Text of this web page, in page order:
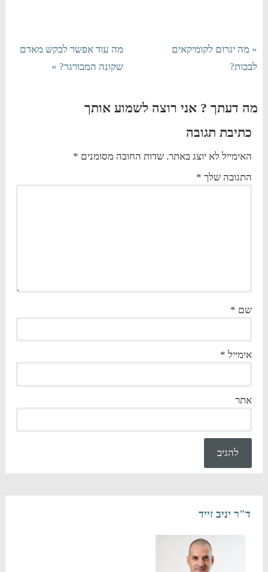
« מה יגרום לקומיקאים
לבכות?
מה עוד אפשר לבקש מאדם
שקונה המבורגר? »
מה דעתך ? אני רוצה לשמוע אותך
כתיבת תגובה
האימייל לא יוצג באתר. שדות החובה מסומנים *
התגובה שלך *
שם *
אימייל *
אתר
ד"ר יניב זייד